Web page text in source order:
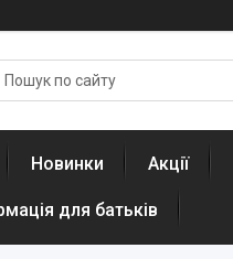
Новинки Акції
для батьків